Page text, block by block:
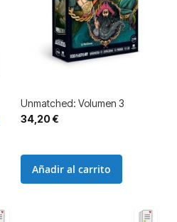
Unmatched: Volumen 3
34,20 €
Añadir al carrito